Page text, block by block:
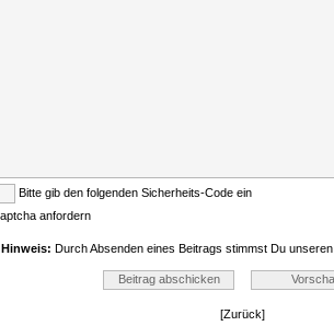
Bitte gib den folgenden Sicherheits-Code ein
Hinweis: Durch Absenden eines Beitrags stimmst Du unseren
[Zurück]